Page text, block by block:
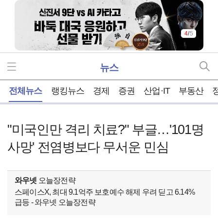
5/5
뉴스
전체뉴스 랭킹뉴스 경제 증권 산업·IT 부동산
"미국인만 격리 치료?" 부글…'101명
사망' 전염병보다 무서운 민심
와우넷 오늘장전략
스페이스X, 최대 9.1억주 보호예수 해제 우려 딛고 6.14%
급등 - 와우넷 오늘장전략